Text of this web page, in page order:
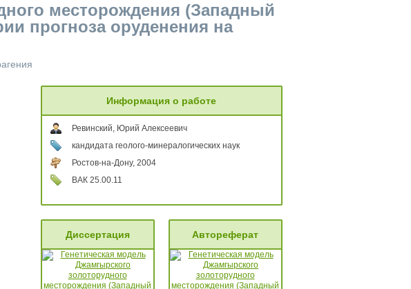
месторождения (Западный
прогноза оруденения на
Информация о работе
Ревинский, Юрий Алексеевич
кандидата геолого-минералогических наук
Ростов-на-Дону, 2004
ВАК 25.00.11
Диссертация Автореферат